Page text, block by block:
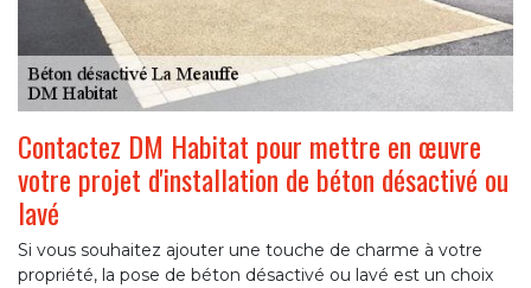
Contactez DM Habitat pour mettre en œuvre
votre projet d'installation de béton désactivé ou
lavé
Si vous souhaitez ajouter une touche de charme à votre
propriété, la pose de béton désactivé ou lavé est un choix